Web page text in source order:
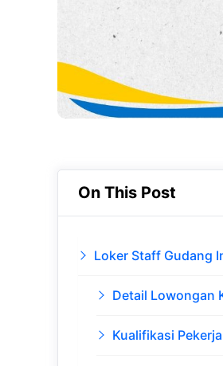
On This Post
Loker Staff Gudang
Detail Lowongan
Kualifikasi Pekerja